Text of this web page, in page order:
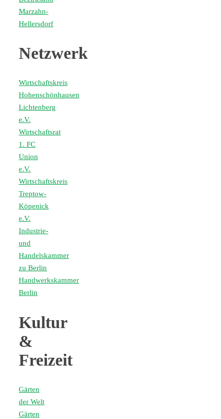
Marzahn-
Hellersdorf
Netzwerk
Wirtschaftskreis
Hohenschönhausen
Lichtenberg
e.V.
Wirtschaftsrat
1. FC
Union
e.V.
Wirtschaftskreis
Treptow-
Köpenick
e.V.
Industrie-
und
Handelskammer
zu Berlin
Handwerkskammer
Berlin
Kultur
&
Freizeit
Gärten
der Welt
Gärten